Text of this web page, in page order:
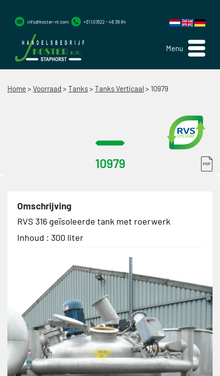
Menu
info@koster-nl.com +31 (0)522 - 46 36 84
Home > Voorraad > Tanks> Tanks Verticaal> 10979
10979
Omschrijving
RVS 316 geïsoleerde tank met roerwerk
Inhoud : 300 liter